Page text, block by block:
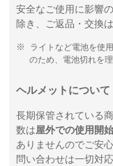
安全なご使用に影響
除き、ご返品・交換
ライトなど電池を使
のため、電池切れを
ヘルメットについて
長期保管されている
数は屋外での使用開
ありませんのでご安
問い合わせは一切対